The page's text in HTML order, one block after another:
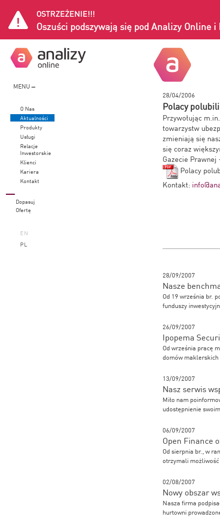
OSTRZEŻENIE!!!
Oszuści podszywają się pod Analizy Online i
MENU
O Nas
Aktualności
Produkty
Usługi
Relacje
Inwestorskie
Klienci
Kariera
Kontakt
Dopasuj
Ofertę
EN
PL
28/04/2006
Polacy
Przywołując
towarzystw
zmieniają się
się coraz
Gazecie Prawnej
Polacy
Kontakt:
28/09/2007
Nasze
Od 19 września br.
funduszy
26/09/2007
Ipopema
Od września pracę
domów maklerskich
13/09/2007
Nasz serwis
Miło nam
udostępnienie
06/09/2007
Open Finance
Od sierpnia br., w
otrzymali
02/08/2007
Nowy obszar
Nasza firma
hurtowni